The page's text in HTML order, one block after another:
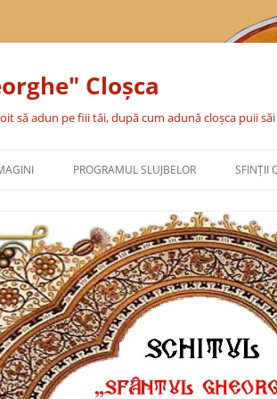
Cloşca
să adun pe fiii tăi, după cum adună cloşca puii
PROGRAMUL SLUJBELOR SFINŢII